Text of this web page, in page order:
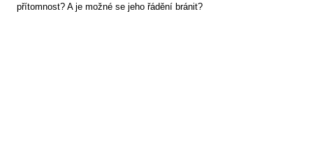
přítomnost? A je možné se jeho řádění bránit?